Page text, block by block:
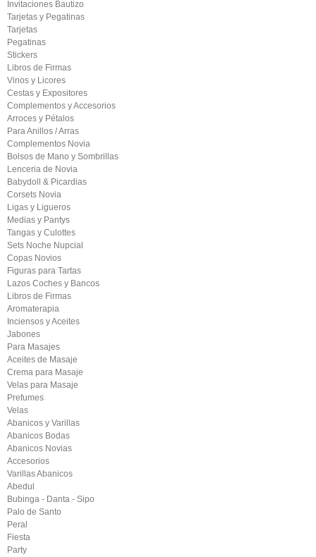
Invitaciones Bautizo
Tarjetas y Pegatinas
Tarjetas
Pegatinas
Stickers
Libros de Firmas
Vinos y Licores
Cestas y Expositores
Complementos y Accesorios
Arroces y Pétalos
Para Anillos / Arras
Complementos Novia
Bolsos de Mano y Sombrillas
Lenceria de Novia
Babydoll & Picardias
Corsets Novia
Ligas y Ligueros
Medias y Pantys
Tangas y Culottes
Sets Noche Nupcial
Copas Novios
Figuras para Tartas
Lazos Coches y Bancos
Libros de Firmas
Aromaterapia
Inciensos y Aceites
Jabones
Para Masajes
Aceites de Masaje
Crema para Masaje
Velas para Masaje
Prefumes
Velas
Abanicos y Varillas
Abanicos Bodas
Abanicos Novias
Accesorios
Varillas Abanicos
Abedul
Bubinga - Danta - Sipo
Palo de Santo
Peral
Fiesta
Party